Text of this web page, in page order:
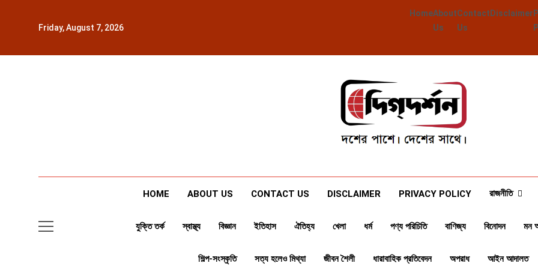
Friday, August 7, 2026
HomeAbout
Us
Contact
Us
Disclaimer
Deegdarshan
HOME ABOUT US CONTACT US DISCLAIMER PRIVACY POLICY রাজনীতি
যুক্তি তর্ক স্বাস্থ্য বিজ্ঞান ইতিহাস ঐতিহ্য খেলা ধর্ম পণ্য পরিচিতি বাণিজ্য বিনোদন মন
শিল্প-সংস্কৃতি সত্য হলেও মিথ্যা জীবন শৈলী ধারাবাহিক প্রতিবেদন অপরাধ আইন আদালত